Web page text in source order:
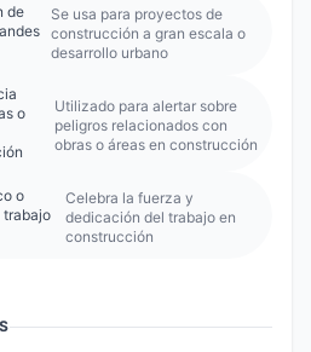
de
Se usa para proyectos de
construcción a gran escala o
desarrollo urbano
o
Utilizado para alertar sobre
peligros relacionados con
obras o áreas en construcción
o
trabajo
Celebra la fuerza y
dedicación del trabajo en
construcción